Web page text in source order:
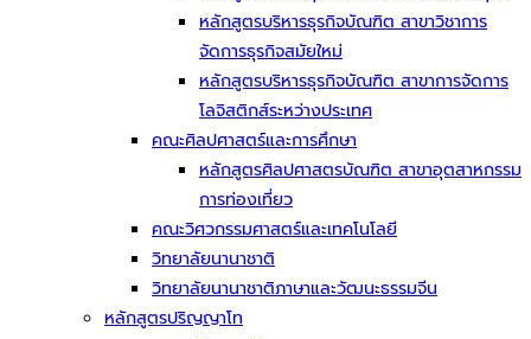
หลักสูตรบริหารธุรกิจบัณฑิต สาขาวิชาการ
จัดการธุรกิจสมัยใหม่
หลักสูตรบริหารธุรกิจบัณฑิต สาขาการจัดการ
โลจิสติกส์ระหว่างประเทศ
คณะศิลปศาสตร์และการศึกษา
หลักสูตรศิลปศาสตรบัณฑิต สาขาอุตสาหกรรม
การท่องเที่ยว
คณะวิศวกรรมศาสตร์และเทคโนโลยี
วิทยาลัยนานาชาติ
วิทยาลัยนานาชาติภาษาและวัฒนะธรรมจีน
หลักสูตรปริญญาโท